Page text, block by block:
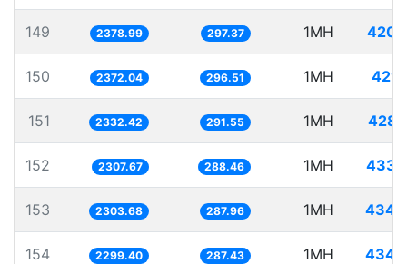
149 2378.99 297.37 1MH
150 2372.04 296.51 1MH
151 2332.42 291.55 1MH
152 2307.67 288.46 1MH
153 2303.68 287.96 1MH
154 2299.40 287.43 1MH